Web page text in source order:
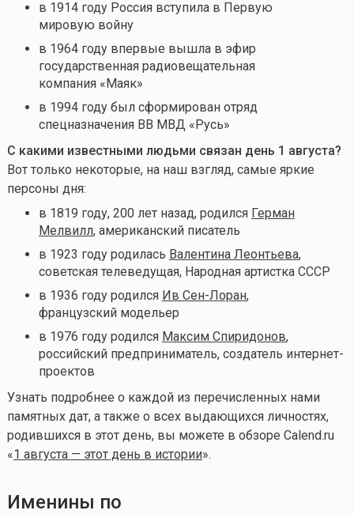
в 1914 году Россия вступила в Первую
мировую войну
в 1964 году впервые вышла в эфир
государственная радиовещательная
компания «Маяк»
в 1994 году был сформирован отряд
спецназначения ВВ МВД «Русь»
С какими известными людьми связан день 1 августа?
Вот только некоторые, на наш взгляд, самые яркие
персоны дня:
в 1819 году, 200 лет назад, родился Герман
Мелвилл, американский писатель
в 1923 году родилась Валентина Леонтьева,
советская телеведущая, Народная артистка СССР
в 1936 году родился Ив Сен-Лоран,
французский модельер
в 1976 году родился Максим Спиридонов,
российский предприниматель, создатель интернет-
проектов
Узнать подробнее о каждой из перечисленных нами
памятных дат, а также о всех выдающихся личностях,
родившихся в этот день, вы можете в обзоре Calend.ru
«1 августа — этот день в истории».
Именины по